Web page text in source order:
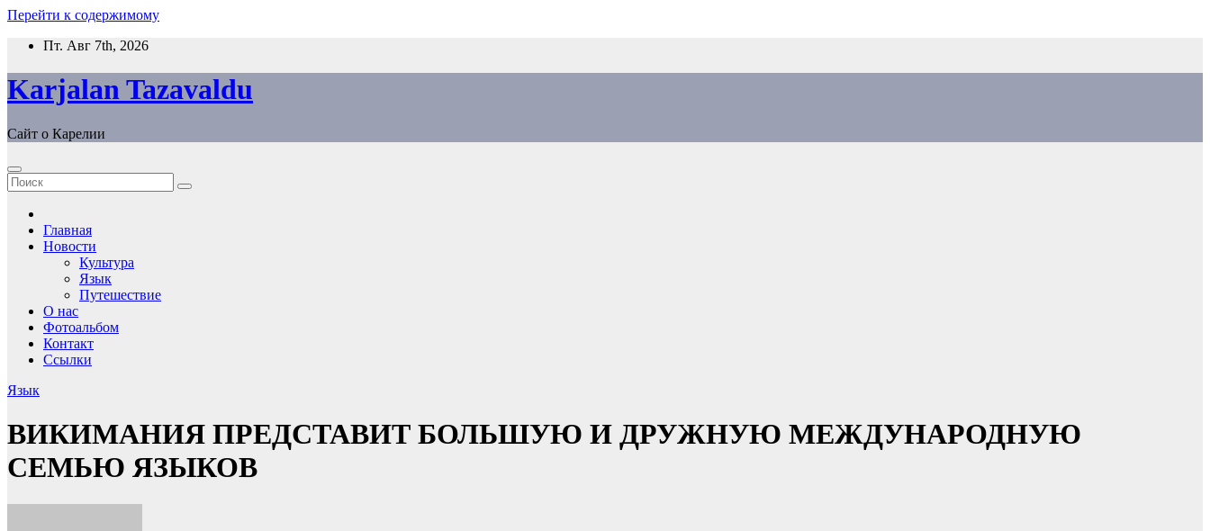
Перейти к содержимому
Пт. Авг 7th, 2026
Karjalan Tazavaldu
Сайт о Карелии
Главная
Новости
Культура
Язык
Путешествие
О нас
Фотоальбом
Контакт
Ссылки
Язык
ВИКИМАНИЯ ПРЕДСТАВИТ БОЛЬШУЮ И ДРУЖНУЮ МЕЖДУНАРОДНУЮ
СЕМЬЮ ЯЗЫКОВ